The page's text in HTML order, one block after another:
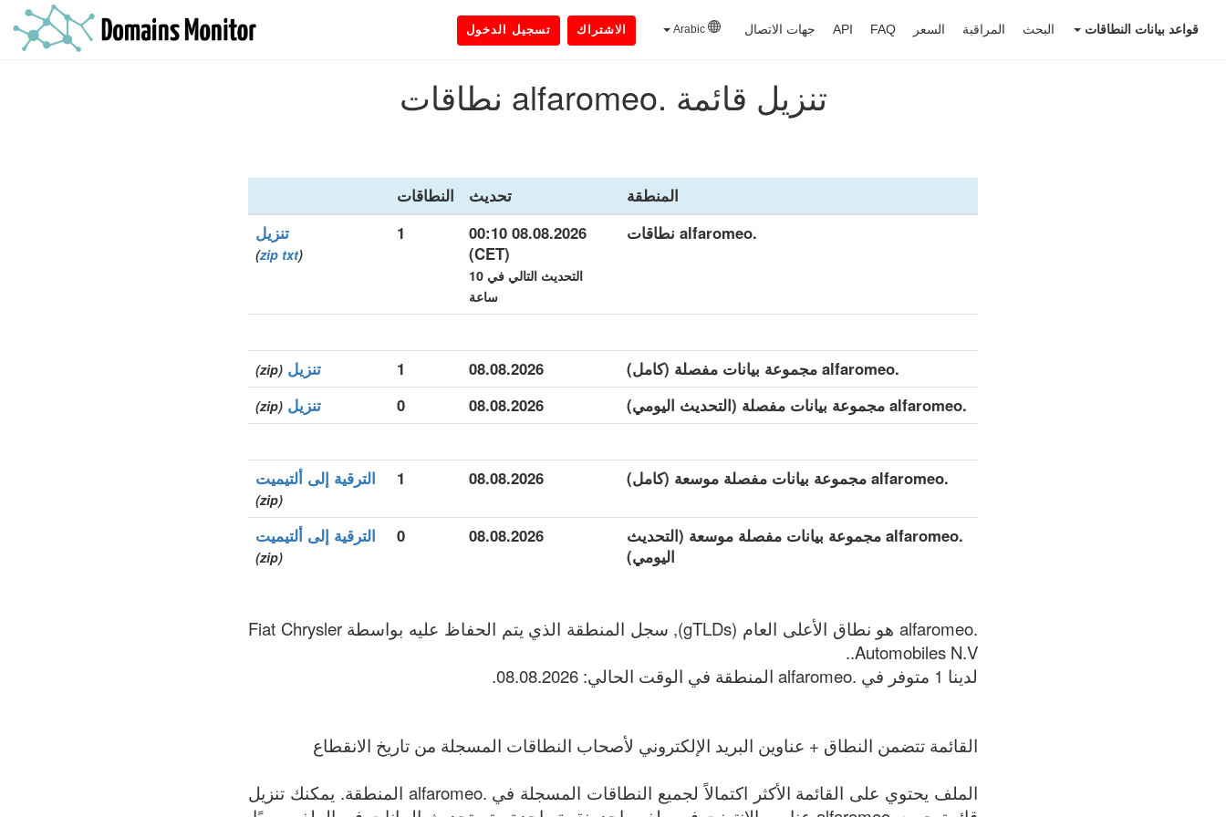
قواعد بيانات النطاقات البحث المراقبة السعر FAQ
API جهات الاتصال الاشتراك تسجيل الدخول
تنزيل قائمة .alfaromeo نطاقات
المنطقة تحديث
النطاقات
.alfaromeo نطاقات
08.08.2026 00:10
(CET)
التحديث التالي في 10
ساعة
1 تنزيل
(
zip txt
)
.alfaromeo مجموعة بيانات مفصلة (كامل) 08.08.2026
1 تنزيل (zip)
.alfaromeo مجموعة بيانات مفصلة (التحديث اليومي) 08.08.2026
0 تنزيل (zip)
.alfaromeo مجموعة بيانات مفصلة موسعة (كامل) 08.08.2026
1 الترقية إلى ألتيميت
(zip)
.alfaromeo مجموعة بيانات مفصلة موسعة (التحديث
اليومي)
08.08.2026
0 الترقية إلى ألتيميت
(zip)
.alfaromeo هو نطاق الأعلى العام (gTLDs), سجل المنطقة الذي يتم الحفاظ عليه بواسطة Fiat Chrysler
Automobiles N.V..
لدينا 1 متوفر في .alfaromeo المنطقة في الوقت الحالي: 08.08.2026.
القائمة تتضمن النطاق + عناوين البريد الإلكتروني لأصحاب النطاقات المسجلة من تاريخ الانقطاع
الملف يحتوي على القائمة الأكثر اكتمالاً لجميع النطاقات المسجلة في .alfaromeo المنطقة. يمكنك تنزيل